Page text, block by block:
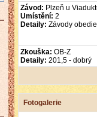
Závod: Plzeň u
Umístění: 2
Detaily: Závody
Zkouška: OB-Z
Detaily: 201,5 - dobrý
Fotogalerie